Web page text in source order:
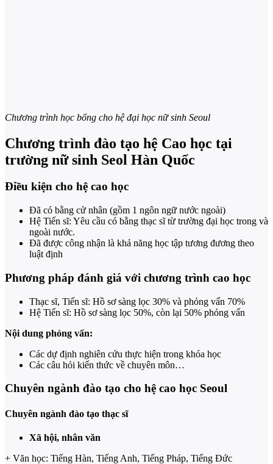
Chương trình học bổng cho hệ đại học nữ sinh Seoul
Chương trình đào tạo hệ Cao học tại
trường nữ sinh Seol Hàn Quốc
Điều kiện cho hệ cao học
Đã có bằng cử nhân (gồm 1 ngôn ngữ nước ngoài)
Hệ Tiến sĩ: Yêu cầu có bằng thạc sĩ từ trường đại học trong và
ngoài nước.
Đã được công nhận là khả năng học tập tương đương theo
luật định
Phương pháp đánh giá với chương trình cao học
Thạc sĩ, Tiến sĩ: Hồ sơ sàng lọc 30% và phỏng vấn 70%
Hệ Tiến sĩ: Hồ sơ sàng lọc 50%, còn lại 50% phỏng vấn
Nội dung phỏng vấn:
Các dự định nghiên cứu thực hiện trong khóa học
Các câu hỏi kiến thức về chuyên môn…
Chuyên ngành đào tạo cho hệ cao học Seoul
Chuyên ngành đào tạo thạc sĩ
Xã hội, nhân văn
+ Văn học: Tiếng Hàn, Tiếng Anh, Tiếng Pháp, Tiếng Đức